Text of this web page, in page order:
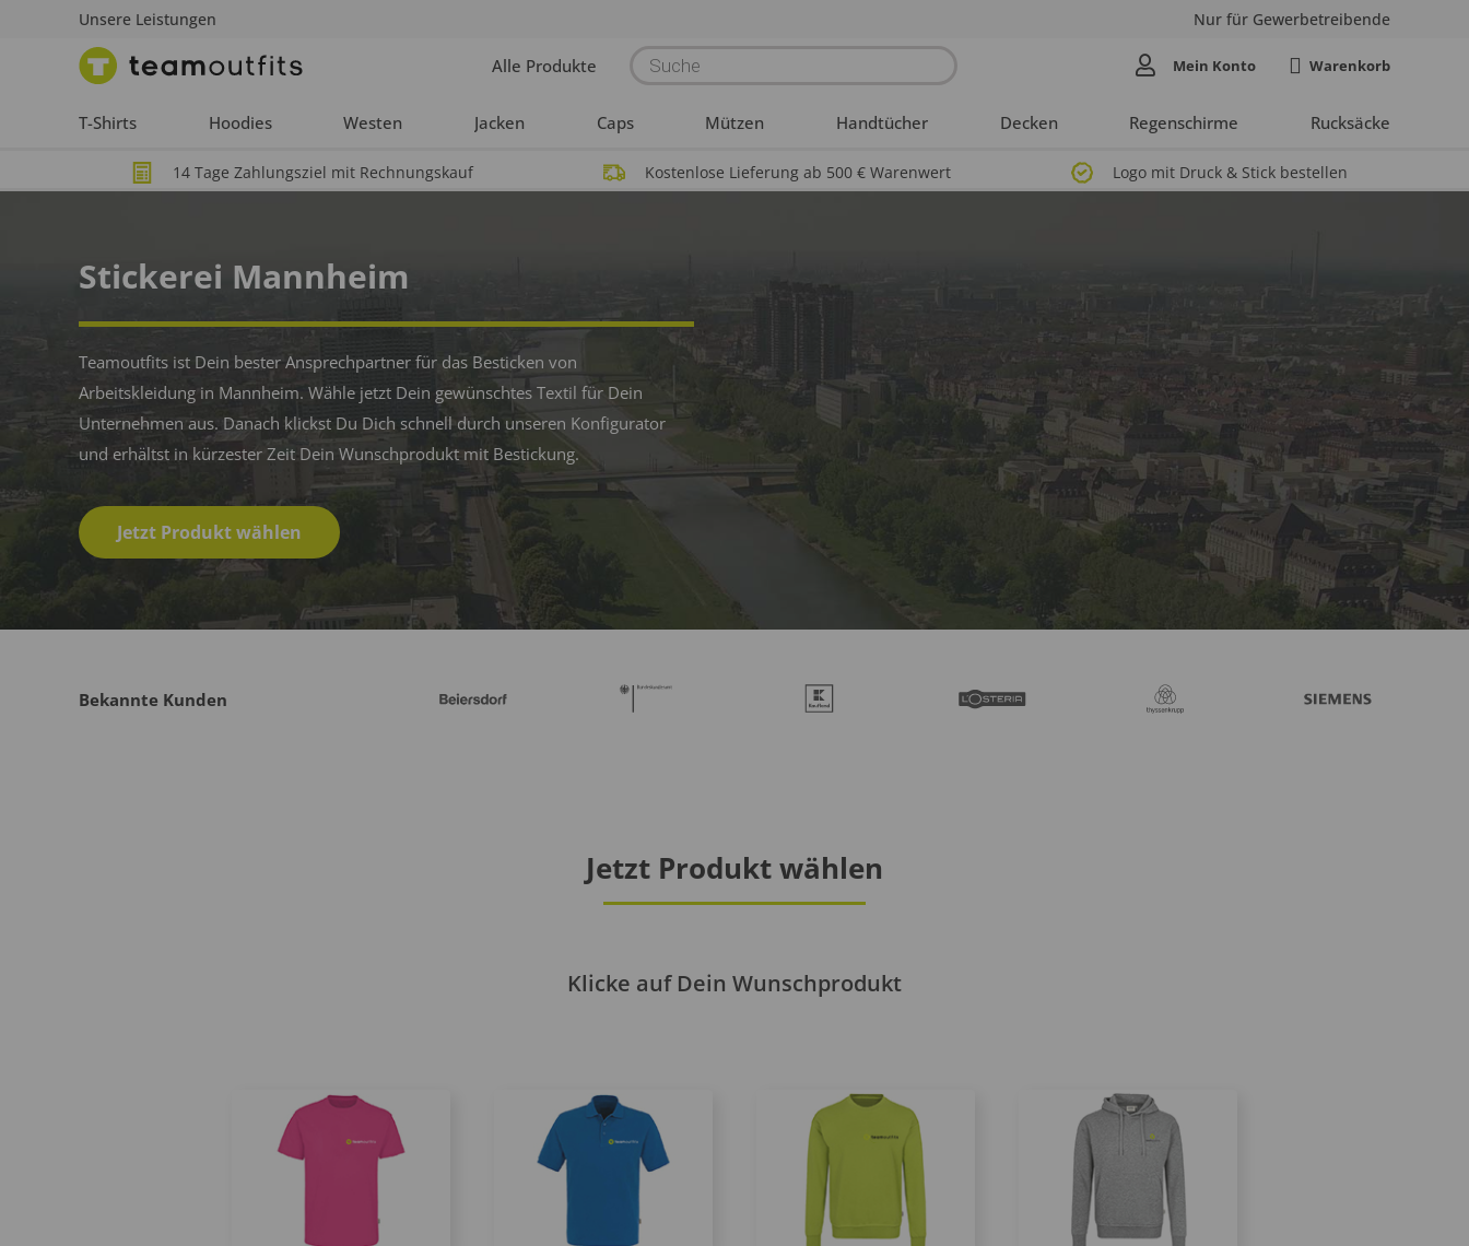
Unsere Leistungen Nur für Gewerbetreibende
Alle Produkte Products
search
T-Shirts Hoodies Westen Jacken Caps Mützen Handtücher Decken Regenschirme Rucksäcke
Mein Konto
14 Tage Zahlungsziel mit Rechnungskauf Kostenlose Lieferung ab 500 € Warenwert Logo mit Druck & Stick bestellen
Stickerei Mannheim
Teamoutfits ist Dein bester Ansprechpartner für das Besticken von
Arbeitskleidung in Mannheim. Wähle jetzt Dein gewünschtes Textil für Dein
Unternehmen aus. Danach klickst Du Dich schnell durch unseren Konfigurator
und erhältst in kürzester Zeit Dein Wunschprodukt mit Bestickung.
Jetzt Produkt wählen
Bekannte Kunden
Jetzt Produkt wählen
Klicke auf Dein Wunschprodukt